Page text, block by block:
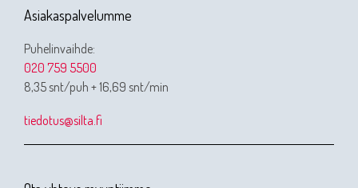
Asiakaspalvelumme
Puhelinvaihde:
020 759 5500
8,35 snt/puh + 16,69 snt/min
tiedotus@silta.fi